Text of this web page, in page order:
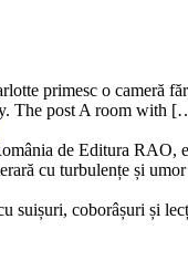
primesc o cameră
The post A room with
de Editura RAO,
cu turbulențe și
coborâșuri și